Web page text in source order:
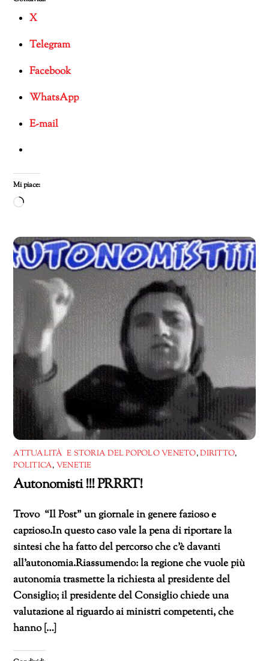
X
Telegram
Facebook
WhatsApp
E-mail
Mi piace:
Caricamento
corso…
ATTUALITÀ E STORIA DEL POPOLO VENETO,DIRITTO,
POLITICA, VENETIE
Autonomisti !!! PRRRT!
Trovo “Il Post” un giornale in genere fazioso e
capzioso.In questo caso vale la pena di riportare la
sintesi che ha fatto del percorso che c’è davanti
all’autonomia.Riassumendo: la regione che vuole più
autonomia trasmette la richiesta al presidente del
Consiglio; il presidente del Consiglio chiede una
valutazione al riguardo ai ministri competenti, che
hanno […]